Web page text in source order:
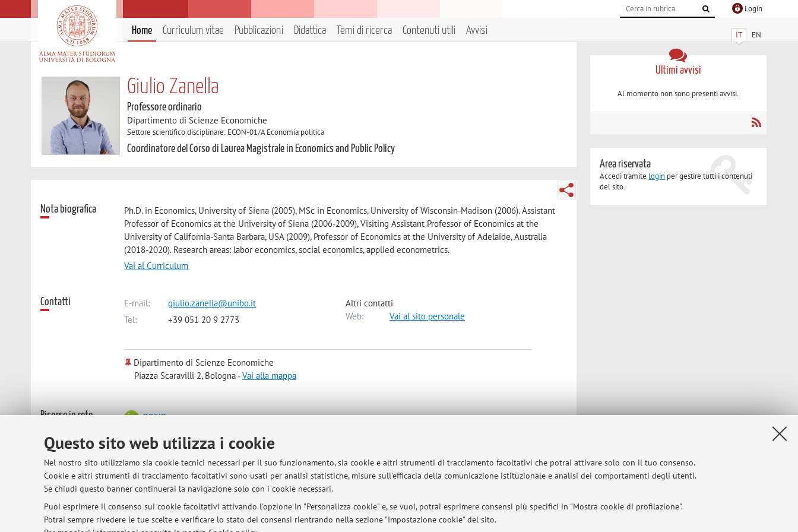
Questo sito web utilizza i cookie
Nel nostro sito utilizziamo sia cookie tecnici necessari per il suo funzionamento, sia cookie e altri strumenti di tracciamento facoltativi che potrai attivare solo con il tuo consenso.
Cookie e altri strumenti di tracciamento facoltativi sono usati per analisi statistiche, misure sull'efficacia della comunicazione istituzionale e analisi dei comportamenti degli utenti.
Se chiudi questo banner continuerai la navigazione solo con i cookie necessari.
Puoi esprimere il consenso sui cookie facoltativi attivando l'opzione in "Personalizza cookie" e, se vuoi, potrai esprimere consensi più specifici in "Mostra cookie di profilazione".
Potrai sempre rivedere le tue scelte e verificare lo stato dei consensi rientrando nella sezione "Impostazione cookie" del sito.
Login
IT EN
Home Curriculum vitae Pubblicazioni Didattica Temi di ricerca Contenuti utili Avvisi
Giulio Zanella
Professore ordinario
Dipartimento di Scienze Economiche
Settore scientifico disciplinare: ECON-01/A Economia politica
Coordinatore del Corso di Laurea Magistrale in Economics and Public Policy
Nota biografica
Ph.D. in Economics, University of Siena (2005), MSc in Economics, University of Wisconsin-Madison (2006). Assistant
Professor of Economics at the University of Siena (2006-2009), Visiting Assistant Professor of Economics at the
University of California-Santa Barbara, USA (2009), Professor of Economics at the University of Adelaide, Australia
(2018-2020). Research areas: labor economics, social economics, applied econometrics.
Vai al Curriculum
Contatti E-mail:
giulio.zanella@unibo.it
Tel:
+39 051 20 9 2773
Altri contatti
Web:
Vai al sito personale
Dipartimento di Scienze Economiche
Piazza Scaravilli 2, Bologna -Vai alla mappa
Risorse in rete ORCID
Orario di ricevimento Wednesday, 4pm
Ultimi avvisi
Al momento non sono presenti avvisi.
Area riservata
Accedi tramite login per gestire tutti i contenuti
del sito.
© 2026 - ALMA MATER STUDIORUM - Università di Bologna - Via Zamboni, 33 - 40126 Bologna - Partita IVA: 01131710376